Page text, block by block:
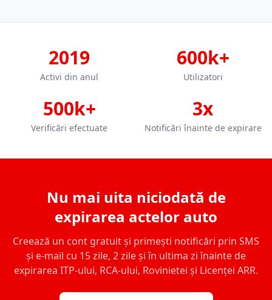
2019
Activi din anul
600k+
Utilizatori
500k+
Verificări efectuate
3x
Notificări înainte de expirare
Nu mai uita niciodată de
expirarea actelor auto
Creează un cont gratuit și primești notificări prin SMS
și e-mail cu 15 zile, 2 zile și în ultima zi înainte de
expirarea ITP-ului, RCA-ului, Rovinietei și Licenței ARR.